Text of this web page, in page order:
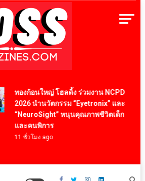
ทองก้อนใหญ่ โฮลดิ้ง ร่วมงาน NCPD
2026 นำนวัตกรรม “Eyetronix” และ
“NeuroSight” หนุนคุณภาพชีวิตเด็ก LD
และคนพิการ
11 ชั่วโมง ago